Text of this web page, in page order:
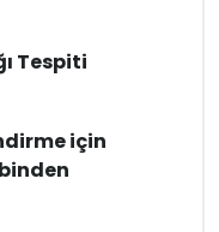
Tespiti
için